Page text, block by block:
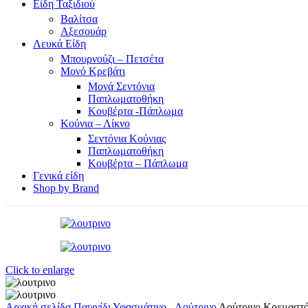
Είδη Ταξιδιού
Βαλίτσα
Αξεσουάρ
Λευκά Είδη
Μπουρνούζι – Πετσέτα
Μονό Κρεβάτι
Μονά Σεντόνια
Παπλωματοθήκη
Κουβέρτα -Πάπλωμα
Κούνια – Λίκνο
Σεντόνια Κούνιας
Παπλωματοθήκη
Κουβέρτα – Πάπλωμα
Γενικά είδη
Shop by Brand
Click to enlarge